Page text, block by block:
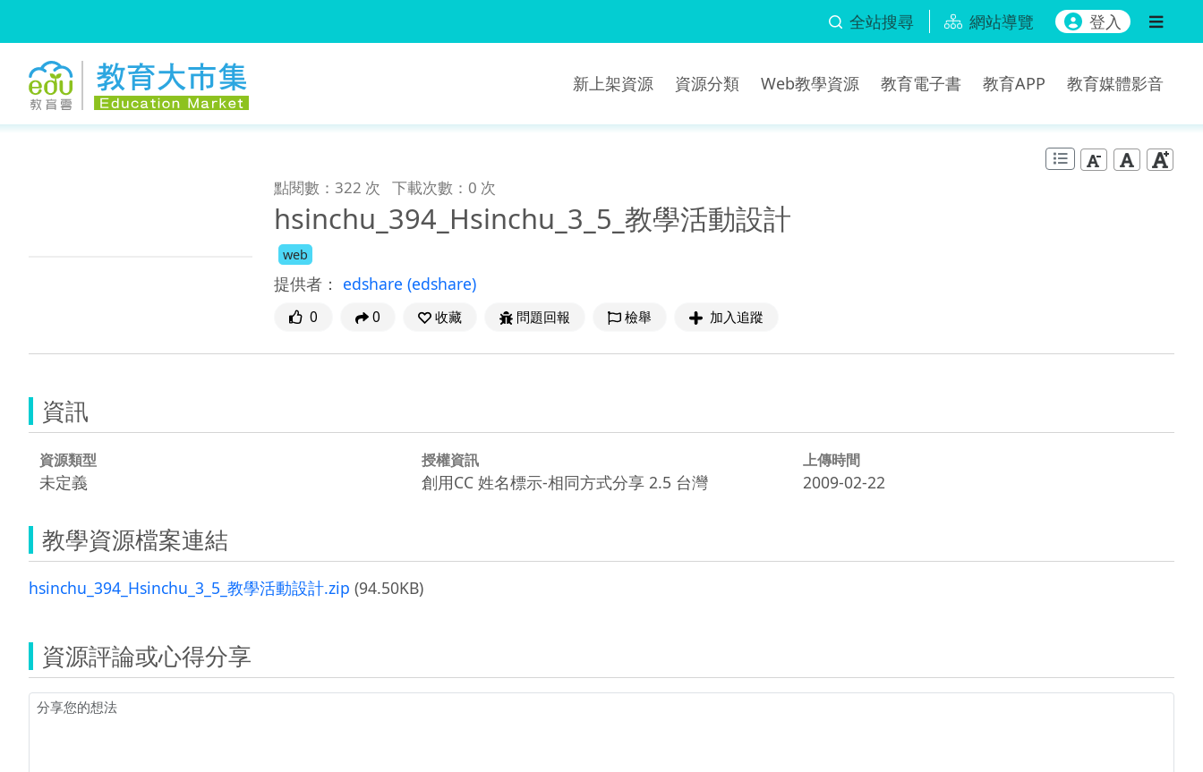
全站搜尋 網站導覽 登入
新上架資源 資源分類 Web教學資源 教育電子書 教育APP 教育媒體影音
點閱數：322 次 下載次數：0 次
hsinchu_394_Hsinchu_3_5_教學活動設計
web
提供者： edshare (edshare)
0 0 收藏 問題回報 檢舉 加入追蹤
資訊
資源類型
未定義
授權資訊
創用CC 姓名標示-相同方式分享 2.5 台灣
上傳時間
2009-02-22
教學資源檔案連結
hsinchu_394_Hsinchu_3_5_教學活動設計.zip (94.50KB)
資源評論或心得分享